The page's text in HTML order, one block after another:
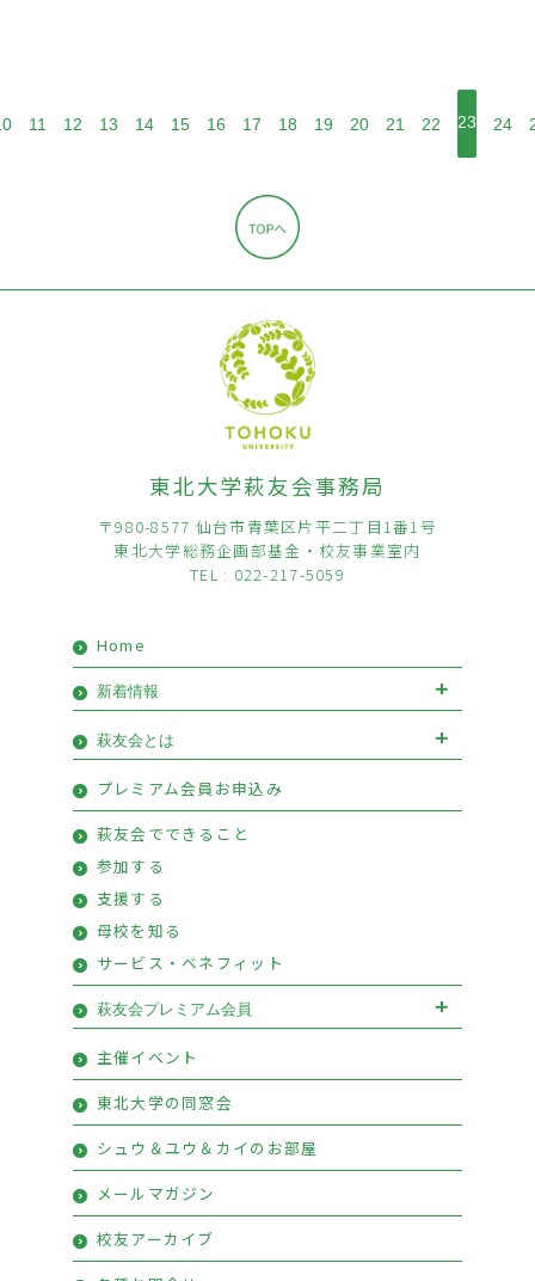
11 12 13 14 15 16 17 18 19 20 21 22 23 24
東北大学萩友会事務局
〒980-8577 仙台市青葉区片平二丁目1番1号
東北大学総務企画部基金・校友事業室内
TEL : 022-217-5059
Home
新着情報
お知らせ
イベント
優待情報
活動報告
萩友会とは
会長挨拶
萩友会のご案内
プレミアム会員お申込み
萩友会でできること
参加する
支援する
母校を知る
サービス・ベネフィット
萩友会プレミアム会員
萩友会プレミアム会員お申込み
プレミアム会員特典
主催イベント
東北大学の同窓会
シュウ＆ユウ＆カイのお部屋
メールマガジン
校友アーカイブ